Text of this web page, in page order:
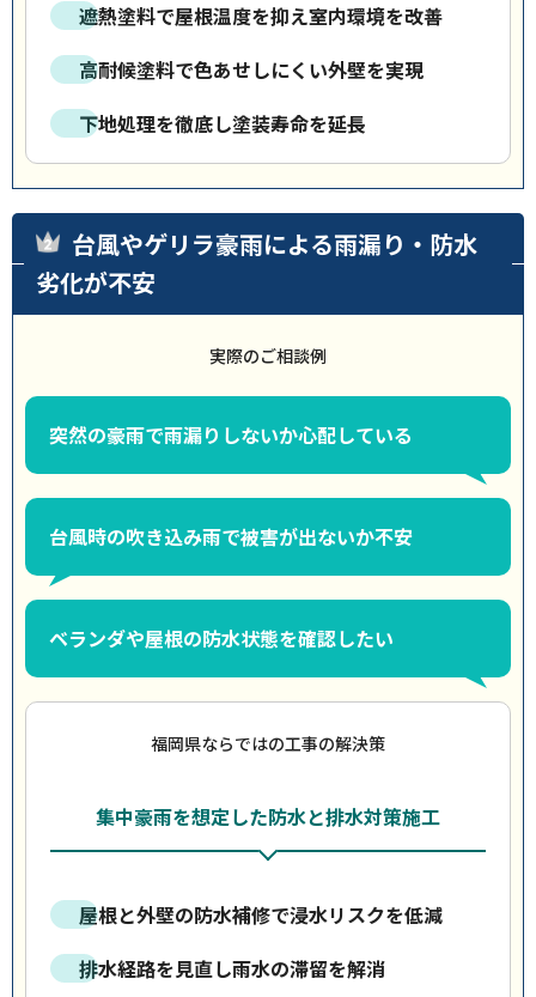
遮熱塗料で屋根温度を抑え室内環境を改善
高耐候塗料で色あせしにくい外壁を実現
下地処理を徹底し塗装寿命を延長
台風やゲリラ豪雨による雨漏り・防水
劣化が不安
実際のご相談例
突然の豪雨で雨漏りしないか心配している
台風時の吹き込み雨で被害が出ないか不安
ベランダや屋根の防水状態を確認したい
福岡県ならではの工事の解決策
集中豪雨を想定した防水と排水対策施工
屋根と外壁の防水補修で浸水リスクを低減
排水経路を見直し雨水の滞留を解消